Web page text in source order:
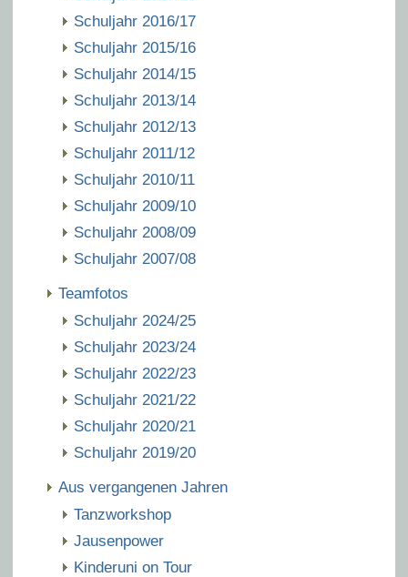
Schuljahr 2016/17
Schuljahr 2015/16
Schuljahr 2014/15
Schuljahr 2013/14
Schuljahr 2012/13
Schuljahr 2011/12
Schuljahr 2010/11
Schuljahr 2009/10
Schuljahr 2008/09
Schuljahr 2007/08
Teamfotos
Schuljahr 2024/25
Schuljahr 2023/24
Schuljahr 2022/23
Schuljahr 2021/22
Schuljahr 2020/21
Schuljahr 2019/20
Aus vergangenen Jahren
Tanzworkshop
Jausenpower
Kinderuni on Tour